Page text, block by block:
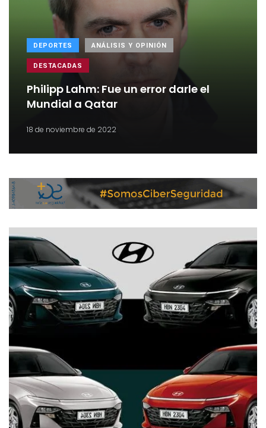
DEPORTES ANÁLISIS Y OPINIÓN
DESTACADAS
Philipp Lahm: Fue un error darle el
Mundial a Qatar
18 de noviembre de 2022